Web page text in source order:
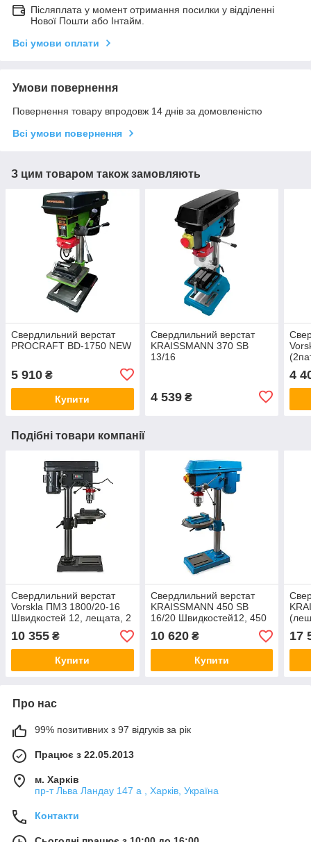
Післяплата у момент отримання посилки у відділенні
Нової Пошти або Інтайм.
Всі умови оплати
Умови повернення
Повернення товару впродовж 14 днів за домовленістю
Всі умови повернення
З цим товаром також замовляють
Свердлильний верстат
PROCRAFT BD-1750 NEW
5 910 ₴
Купити
Свердлильний верстат
KRAISSMANN 370 SB
13/16
4 539₴
4
Подібні товари компанії
Свердлильний верстат
Vorskla ПМЗ 1800/20-16
Швидкостей 12, лещата, 2
патрони: 16 мм та 20 мм
вага 40 к, 2600 об/хв.
10 355 ₴
Купити
Свердлильний верстат
KRAISSMANN 450 SB
16/20 Швидкостей12, 450
Вт, Два патрони 16,20 мм,
лещата, якісний чавун,
асинхронний двигун
10 620₴
Купити
мм,
17
Про нас
99% позитивних з 97 відгуків за рік
Працює з 22.05.2013
м. Харків
пр-т Льва Ландау 147 а , Харків, Україна
Контакти